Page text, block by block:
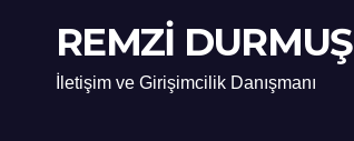
REMZİ DURMUŞ
İletişim ve Girişimcilik Danışmanı